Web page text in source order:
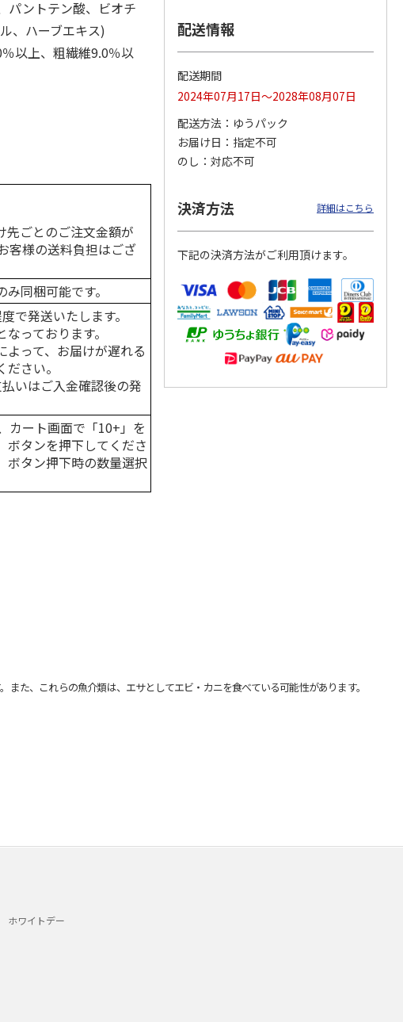
のスプーン パウ
健康に育つ子ね
まぐろ・かつ
無添加良品 カムカ
ムデンタルコーン
ぐるぐるボーン型 S
ペット線香 虹のか
なた フルーティフ
ローラルの香り
590円
(送料別・税込)
えBOX とりささ…
380円
(送料別・税込)
パントテン酸、ビオチ
、ハーブエキス)
以上、粗繊維9.0％以
先ごとのご注文金額が
客様の送料負担はござ
み同梱可能です。
で発送いたします。
っております。
って、お届けが遅れる
さい。
いはご入金確認後の発
カート画面で「10+」を
ボタンを押下してくださ
ボタン押下時の数量選択
配送情報
配送期間
2024年07月17日～2028年08月07日
配送方法
ゆうパック
お届け日
指定不可
のし
対応不可
決済方法 詳細はこちら
下記の決済方法がご利用頂けます。
た、これらの魚介類は、エサとしてエビ・カニを食べている可能性があります。
ホワイトデー